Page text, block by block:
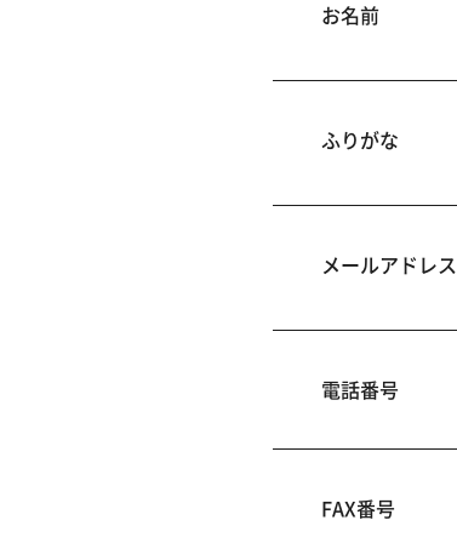
お名前
ふりがな
メールアドレス
電話番号
FAX番号